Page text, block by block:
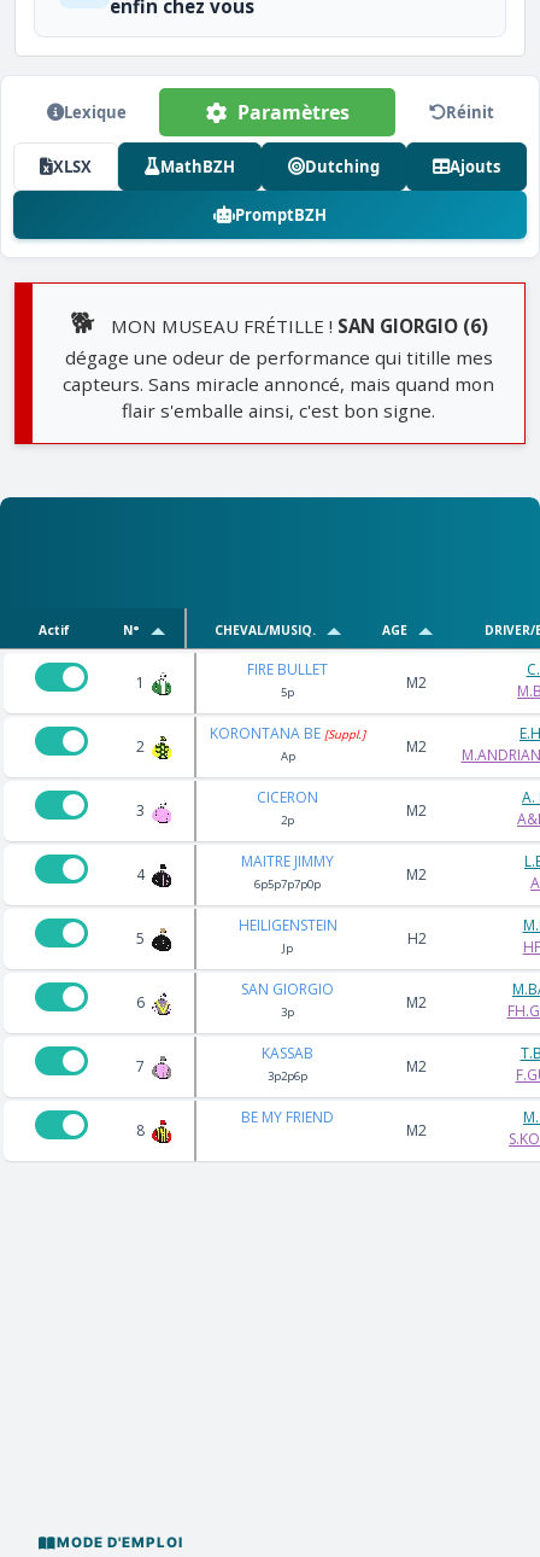
enfin chez vous
Lexique Paramètres Réinit
XLSX MathBZH Dutching Ajouts
PromptBZH
🐕 MON MUSEAU FRÉTILLE ! SAN GIORGIO (6)
dégage une odeur de performance qui titille mes
capteurs. Sans miracle annoncé, mais quand mon
flair s'emballe ainsi, c'est bon signe.
Actif N° CHEVAL/MUSIQ. AGE DRIVER/
1
FIRE BULLET
5p M2
2
KORONTANA BE [Suppl.]
Ap
M2
3
CICERON
2p M2
A.
4
MAITRE JIMMY
6p5p7p7p0p M2
5
HEILIGENSTEIN
Jp H2
6
SAN GIORGIO
3p M2
7
KASSAB
3p2p6p M2
8
BE MY FRIEND
M2
MODE D'EMPLOI